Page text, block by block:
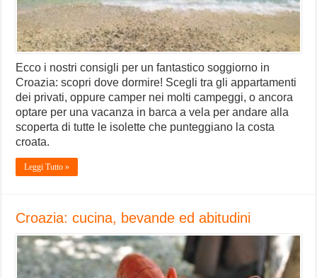
Ecco i nostri consigli per un fantastico soggiorno in
Croazia: scopri dove dormire! Scegli tra gli appartamenti
dei privati, oppure camper nei molti campeggi, o ancora
optare per una vacanza in barca a vela per andare alla
scoperta di tutte le isolette che punteggiano la costa
croata.
Leggi Tutto »
Croazia: cucina, bevande ed abitudini